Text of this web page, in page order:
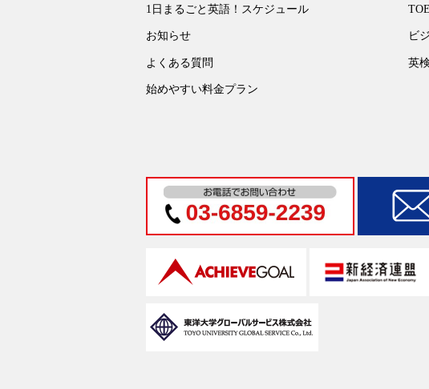
1日まるごと英語！スケジュール
お知らせ
よくある質問
始めやすい料金プラン
ビ
英